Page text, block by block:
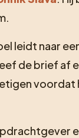
leidt naar
de brief af